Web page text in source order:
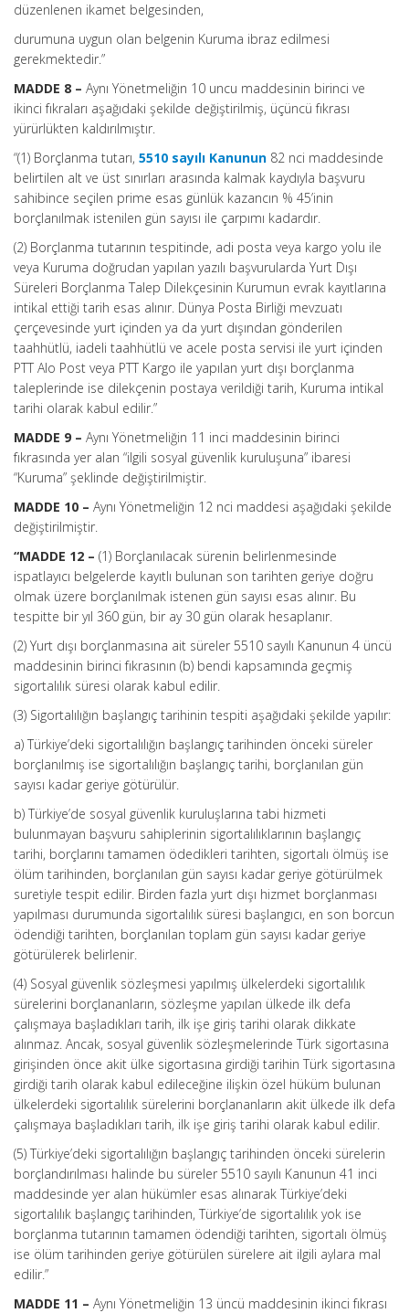
düzenlenen ikamet belgesinden,
durumuna uygun olan belgenin Kuruma ibraz edilmesi
gerekmektedir.”
MADDE 8 – Aynı Yönetmeliğin 10 uncu maddesinin birinci ve
ikinci fıkraları aşağıdaki şekilde değiştirilmiş, üçüncü fıkrası
yürürlükten kaldırılmıştır.
“(1) Borçlanma tutarı, 5510 sayılı Kanunun 82 nci maddesinde
belirtilen alt ve üst sınırları arasında kalmak kaydıyla başvuru
sahibince seçilen prime esas günlük kazancın % 45’inin
borçlanılmak istenilen gün sayısı ile çarpımı kadardır.
(2) Borçlanma tutarının tespitinde, adi posta veya kargo yolu ile
veya Kuruma doğrudan yapılan yazılı başvurularda Yurt Dışı
Süreleri Borçlanma Talep Dilekçesinin Kurumun evrak kayıtlarına
intikal ettiği tarih esas alınır. Dünya Posta Birliği mevzuatı
çerçevesinde yurt içinden ya da yurt dışından gönderilen
taahhütlü, iadeli taahhütlü ve acele posta servisi ile yurt içinden
PTT Alo Post veya PTT Kargo ile yapılan yurt dışı borçlanma
taleplerinde ise dilekçenin postaya verildiği tarih, Kuruma intikal
tarihi olarak kabul edilir.”
MADDE 9 – Aynı Yönetmeliğin 11 inci maddesinin birinci
fıkrasında yer alan “ilgili sosyal güvenlik kuruluşuna” ibaresi
“Kuruma” şeklinde değiştirilmiştir.
MADDE 10 – Aynı Yönetmeliğin 12 nci maddesi aşağıdaki şekilde
değiştirilmiştir.
“MADDE 12 – (1) Borçlanılacak sürenin belirlenmesinde
ispatlayıcı belgelerde kayıtlı bulunan son tarihten geriye doğru
olmak üzere borçlanılmak istenen gün sayısı esas alınır. Bu
tespitte bir yıl 360 gün, bir ay 30 gün olarak hesaplanır.
(2) Yurt dışı borçlanmasına ait süreler 5510 sayılı Kanunun 4 üncü
maddesinin birinci fıkrasının (b) bendi kapsamında geçmiş
sigortalılık süresi olarak kabul edilir.
(3) Sigortalılığın başlangıç tarihinin tespiti aşağıdaki şekilde yapılır:
a) Türkiye’deki sigortalılığın başlangıç tarihinden önceki süreler
borçlanılmış ise sigortalılığın başlangıç tarihi, borçlanılan gün
sayısı kadar geriye götürülür.
b) Türkiye’de sosyal güvenlik kuruluşlarına tabi hizmeti
bulunmayan başvuru sahiplerinin sigortalılıklarının başlangıç
tarihi, borçlarını tamamen ödedikleri tarihten, sigortalı ölmüş ise
ölüm tarihinden, borçlanılan gün sayısı kadar geriye götürülmek
suretiyle tespit edilir. Birden fazla yurt dışı hizmet borçlanması
yapılması durumunda sigortalılık süresi başlangıcı, en son borcun
ödendiği tarihten, borçlanılan toplam gün sayısı kadar geriye
götürülerek belirlenir.
(4) Sosyal güvenlik sözleşmesi yapılmış ülkelerdeki sigortalılık
sürelerini borçlananların, sözleşme yapılan ülkede ilk defa
çalışmaya başladıkları tarih, ilk işe giriş tarihi olarak dikkate
alınmaz. Ancak, sosyal güvenlik sözleşmelerinde Türk sigortasına
girişinden önce akit ülke sigortasına girdiği tarihin Türk sigortasına
girdiği tarih olarak kabul edileceğine ilişkin özel hüküm bulunan
ülkelerdeki sigortalılık sürelerini borçlananların akit ülkede ilk defa
çalışmaya başladıkları tarih, ilk işe giriş tarihi olarak kabul edilir.
(5) Türkiye’deki sigortalılığın başlangıç tarihinden önceki sürelerin
borçlandırılması halinde bu süreler 5510 sayılı Kanunun 41 inci
maddesinde yer alan hükümler esas alınarak Türkiye’deki
sigortalılık başlangıç tarihinden, Türkiye’de sigortalılık yok ise
borçlanma tutarının tamamen ödendiği tarihten, sigortalı ölmüş
ise ölüm tarihinden geriye götürülen sürelere ait ilgili aylara mal
edilir.”
MADDE 11 – Aynı Yönetmeliğin 13 üncü maddesinin ikinci fıkrası